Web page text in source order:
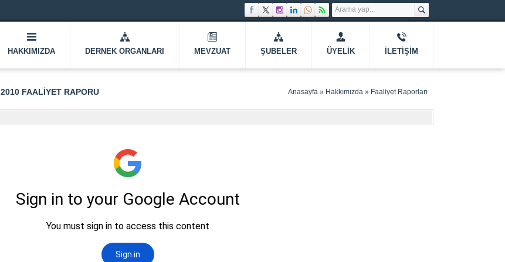
HAKKIMIZDA DERNEK ORGANLARI MEVZUAT ŞUBELER ÜYELIK İLETIŞIM
2010 FAALIYET RAPORU Anasayfa » Hakkımızda » Faaliyet Raporları